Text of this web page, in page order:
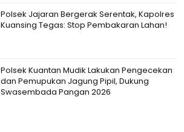
Polsek Jajaran Bergerak Serentak, Kapolres
Kuansing Tegas: Stop Pembakaran Lahan!
Polsek Kuantan Mudik Lakukan Pengecekan
dan Pemupukan Jagung Pipil, Dukung
Swasembada Pangan 2026